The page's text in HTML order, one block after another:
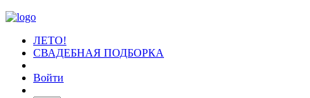
ЛЕТО!
СВАДЕБНАЯ ПОДБОРКА
Войти